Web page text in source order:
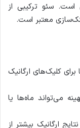
سئو ترکیبی از
معتبر است.
کلیک‌های ارگانیک
می‌تواند ماه‌ها یا
ارگانیک بیشتر از